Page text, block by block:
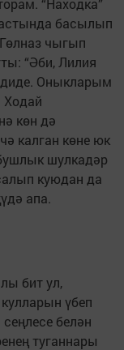
“Находка”
басылып
чыгып
“Әби, Лилия
диде. Оныкларым
Ходай
көн дә
калган көне юк
шулкадәр
куюдан да
апа.
бит ул,
үбеп
белән
туганнары